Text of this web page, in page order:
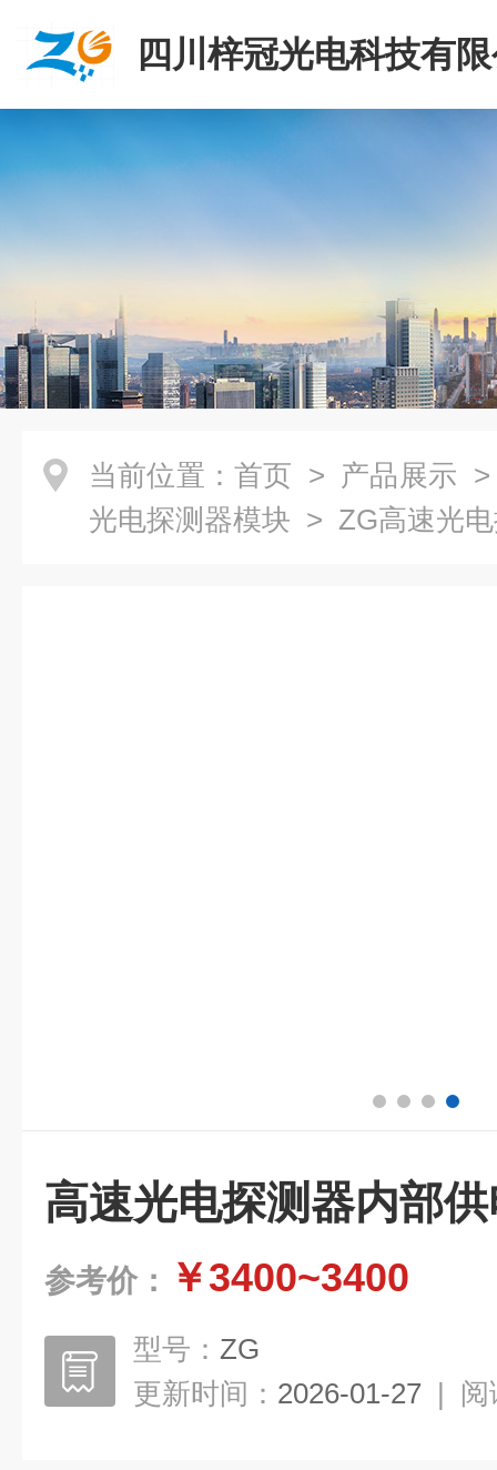
四川梓冠光电科技有
当前位置： 首页 > 产品展示
光电探测器模块 > ZG高速光
高速光电探测器内部
参考价： ￥3400~3400
型号： ZG
更新时间： 2026-01-27 | 阅